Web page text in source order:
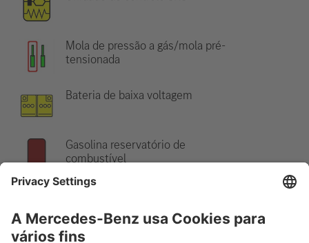
Mola de pressão a gás/mola pré-
tensionada
Bateria de baixa voltagem
Gasolina reservatório de
combustível